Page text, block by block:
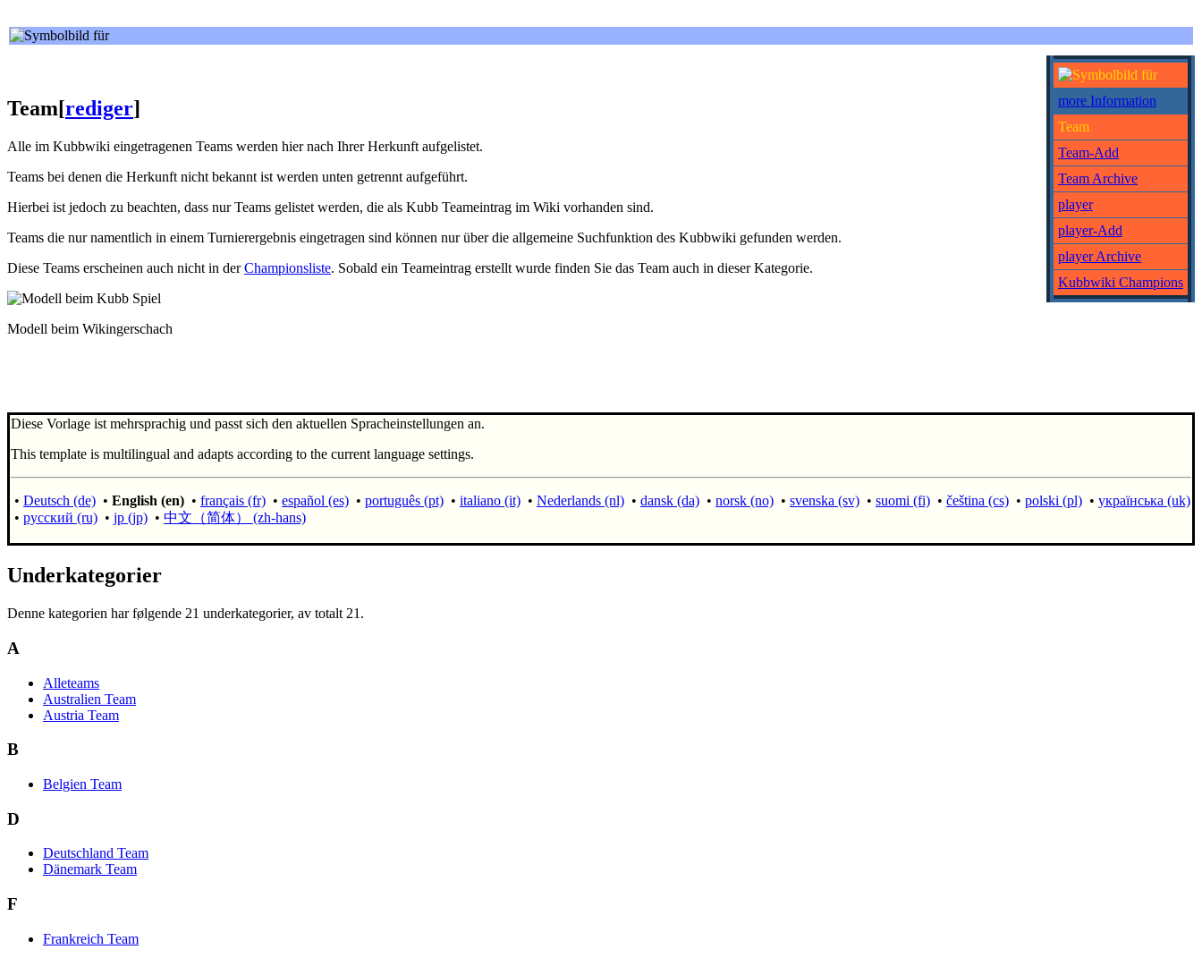
more Information
Team
Team-Add
Team Archive
player
player-Add
player Archive
Kubbwiki Champions
Team[rediger]
Alle im Kubbwiki eingetragenen Teams werden hier nach Ihrer Herkunft aufgelistet.
Teams bei denen die Herkunft nicht bekannt ist werden unten getrennt aufgeführt.
Hierbei ist jedoch zu beachten, dass nur Teams gelistet werden, die als Kubb Teameintrag im Wiki vorhanden sind.
Teams die nur namentlich in einem Turnierergebnis eingetragen sind können nur über die allgemeine Suchfunktion des Kubbwiki gefunden werden.
Diese Teams erscheinen auch nicht in derChampionsliste. Sobald ein Teameintrag erstellt wurde finden Sie das Team auch in dieser Kategorie.
Modell beim Wikingerschach
Diese Vorlage ist mehrsprachig und passt sich den aktuellen Spracheinstellungen an.
This template is multilingual and adapts according to the current language settings.
• Deutsch (de) • English (en) • français (fr) • español (es) • português (pt) • italiano (it) • Nederlands (nl) • dansk (da) • norsk (no) • svenska (sv) • suomi (fi) • čeština (cs) • polski (pl) • українська (uk)
• русский (ru) • jp (jp) • 中文（简体）‎ (zh-hans)
Underkategorier
Denne kategorien har følgende 21 underkategorier, av totalt 21.
A
Alleteams
Australien Team
Austria Team
B
Belgien Team
D
Deutschland Team
Dänemark Team
F
Frankreich Team